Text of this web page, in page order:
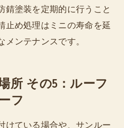
錆塗装を定期的に行うこと
止め処理はミニの寿命を延
メンテナンスです。
所 その5：ルーフ
フ
けている場合や、サンルー